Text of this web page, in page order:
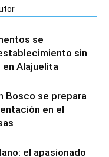
se
sin
Alajuelita
Bosco se prepara
en el
el apasionado